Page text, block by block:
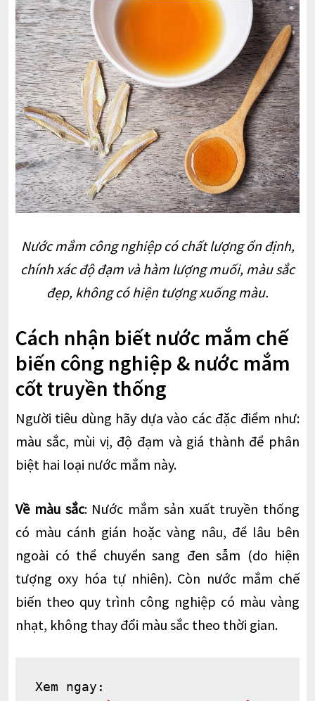
Nước mắm công nghiệp có chất lượng ổn định,
chính xác độ đạm và hàm lượng muối, màu sắc
đẹp, không có hiện tượng xuống màu.
Cách nhận biết nước mắm chế
biến công nghiệp & nước mắm
cốt truyền thống
Người tiêu dùng hãy dựa vào các đặc điểm như:
màu sắc, mùi vị, độ đạm và giá thành để phân
biệt hai loại nước mắm này.
Về màu sắc: Nước mắm sản xuất truyền thống
có màu cánh gián hoặc vàng nâu, để lâu bên
ngoài có thể chuyển sang đen sẫm (do hiện
tượng oxy hóa tự nhiên). Còn nước mắm chế
biến theo quy trình công nghiệp có màu vàng
nhạt, không thay đổi màu sắc theo thời gian.
Xem ngay: